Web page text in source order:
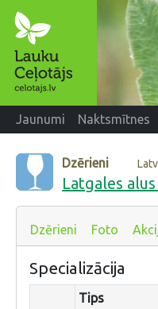
Jaunumi Naktsmītnes
Dzērieni
Latgales
Dzērieni Foto
Specializācija
Tips